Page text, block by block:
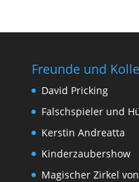
Freunde und
David Pricking
Falschspieler und
Kerstin Andreatta
Kinderzaubershow
Magischer Zirkel